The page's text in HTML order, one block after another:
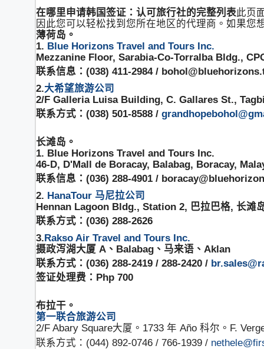
在哪里申请韩国签证：认可旅行社的完整列表此页
因此您可以轻松找到您所在地区的代理商。如果
薄荷岛。
1. Blue Horizons Travel and Tours Inc.
Mezzanine Floor, Sarabia-Co-Torralba Bldg.,
联系信息：(038) 411-2984 /
2.大希望旅游公司
2/F Galleria Luisa Building, C. Gallares St.,
联系方式：(038) 501-8588 /
长滩岛。
1. Blue Horizons Travel and Tours Inc.
46-D, D'Mall de Boracay, Balabag, Boracay,
联系信息：(036) 288-4901 /
2. HanaTour 马尼拉公司
Hennan Lagoon Bldg., Station 2, 巴拉巴格, 长滩
联系方式：(036) 288-2626
3.Rakso Air Travel and Tours Inc.
摄政泻湖大厦 A、Balabag、马来语、Aklan
联系方式：(036) 288-2419 / 288-2420 /
签证处理费：Php 700
布拉干。
第一联合旅游公司
2/F Abary Square大厦。1733 年 Año 科尔。F.
联系方式：(044) 892-0746 / 766-1939 /